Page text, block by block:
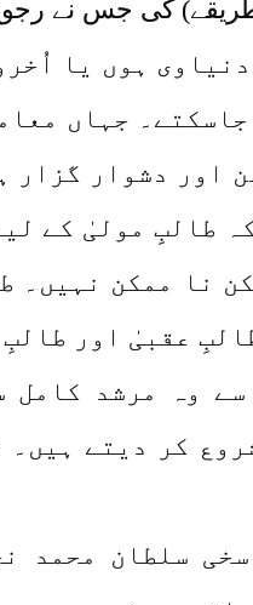
کی جس نے
دنیاوی ہوں یا
جہاں
اور دشوار گزار
طالبِ مولیٰ کے
نا ممکن نہیں۔
عقبیٰ اور
وہ مرشد کامل
کر دیتے
سلطان محمد